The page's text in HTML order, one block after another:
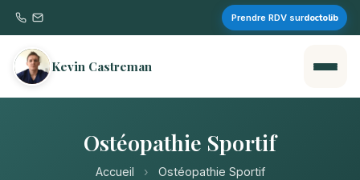
Prendre RDV surdoctolib
Kevin Castreman
Ostéopathie Sportif
Accueil › Ostéopathie Sportif